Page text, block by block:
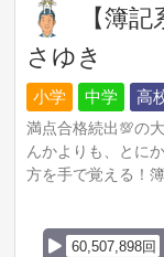
【簿記
さゆき
小学 中学 高
満点合格続出💯の
んかよりも、とに
方を手で覚える！
60,507,898回